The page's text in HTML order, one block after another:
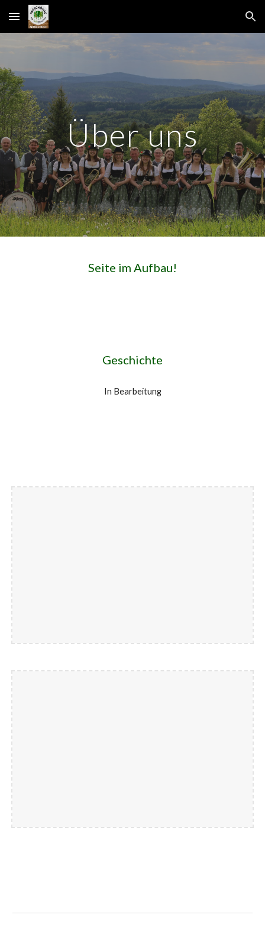
Skip to main content Skip to navigation
Über uns
Seite im Aufbau!
Geschichte
In Bearbeitung